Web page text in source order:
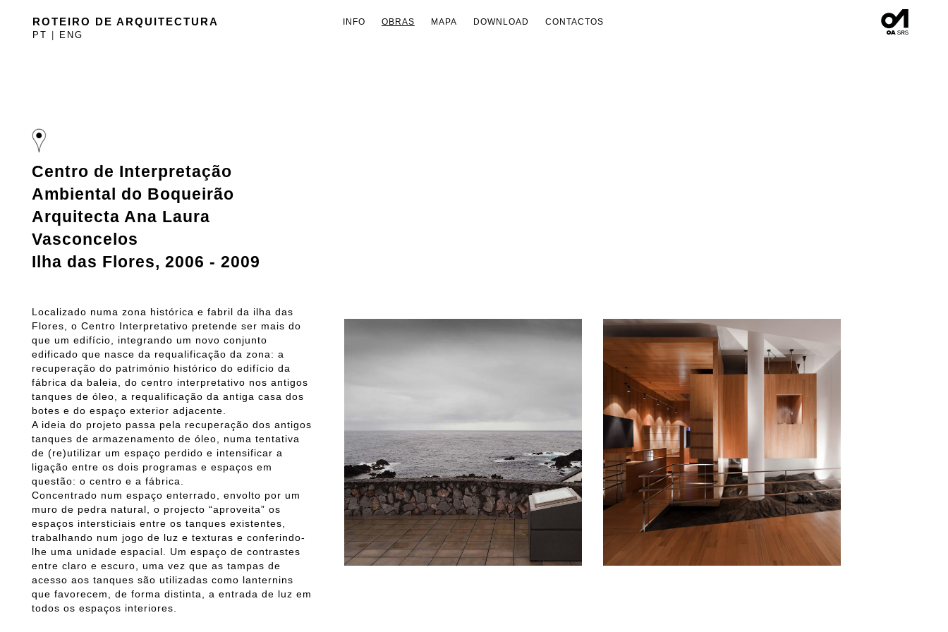
ROTEIRO DE ARQUITECTURA
PT ENG
INFO OBRAS MAPA DOWNLOAD CONTACTOS
Centro de Interpretação
Ambiental do Boqueirão
Arquitecta Ana Laura
Vasconcelos
Ilha das Flores, 2006 - 2009
Localizado numa zona histórica e fabril da ilha das
Flores, o Centro Interpretativo pretende ser mais do
que um edifício, integrando um novo conjunto
edificado que nasce da requalificação da zona: a
recuperação do património histórico do edifício da
fábrica da baleia, do centro interpretativo nos antigos
tanques de óleo, a requalificação da antiga casa dos
botes e do espaço exterior adjacente.
A ideia do projeto passa pela recuperação dos antigos
tanques de armazenamento de óleo, numa tentativa
de (re)utilizar um espaço perdido e intensificar a
ligação entre os dois programas e espaços em
questão: o centro e a fábrica.
Concentrado num espaço enterrado, envolto por um
muro de pedra natural, o projecto “aproveita” os
espaços intersticiais entre os tanques existentes,
trabalhando num jogo de luz e texturas e conferindo-
lhe uma unidade espacial. Um espaço de contrastes
entre claro e escuro, uma vez que as tampas de
acesso aos tanques são utilizadas como lanternins
que favorecem, de forma distinta, a entrada de luz em
todos os espaços interiores.